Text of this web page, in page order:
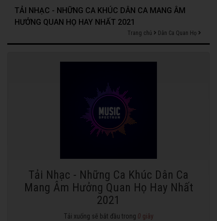
TẢI NHẠC - NHỮNG CA KHÚC DÂN CA MANG ÂM
HƯỞNG QUAN HỌ HAY NHẤT 2021
Trang chủ Dân Ca Quan Họ
Tải Nhạc - Những Ca Khúc Dân Ca
Mang Âm Hưởng Quan Họ Hay Nhất
2021
Tải xuống sẽ bắt đầu trong 0 giây